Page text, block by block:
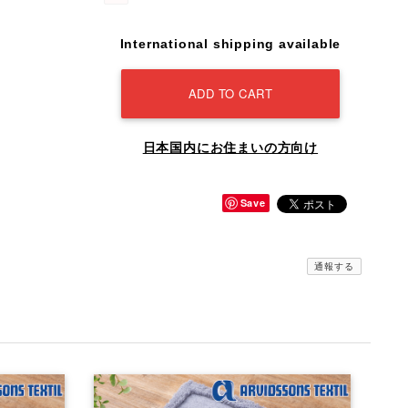
International shipping available
ADD TO CART
日本国内にお住まいの方向け
Save
通報する